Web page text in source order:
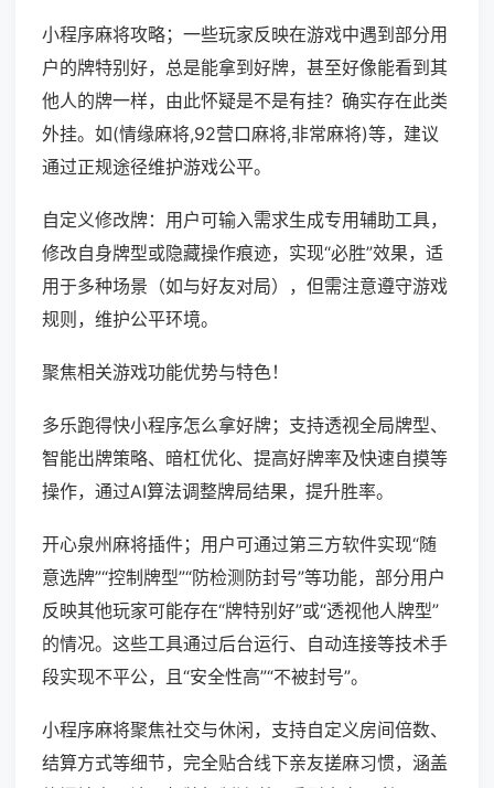
小程序麻将攻略；一些玩家反映在游戏中遇到部分用
户的牌特别好，总是能拿到好牌，甚至好像能看到其
他人的牌一样，由此怀疑是不是有挂？确实存在此类
外挂。如(情缘麻将,92营口麻将,非常麻将)等，建议
通过正规途径维护游戏公平。
自定义修改牌：用户可输入需求生成专用辅助工具，
修改自身牌型或隐藏操作痕迹，实现“必胜”效果，适
用于多种场景（如与好友对局），但需注意遵守游戏
规则，维护公平环境。
聚焦相关游戏功能优势与特色！
多乐跑得快小程序怎么拿好牌；支持透视全局牌型、
智能出牌策略、暗杠优化、提高好牌率及快速自摸等
操作，通过AI算法调整牌局结果，提升胜率。
开心泉州麻将插件；用户可通过第三方软件实现“随
意选牌”“控制牌型”“防检测防封号”等功能，部分用户
反映其他玩家可能存在“牌特别好”或“透视他人牌型”
的情况。这些工具通过后台运行、自动连接等技术手
段实现不平公，且“安全性高”“不被封号”。
小程序麻将聚焦社交与休闲，支持自定义房间倍数、
结算方式等细节，完全贴合线下亲友搓麻习惯，涵盖